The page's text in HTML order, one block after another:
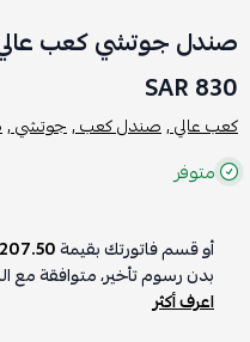
صندل جوتشي كعب
830 SAR
كعب عالي ,صندل كعب ,جوتشي ,
متوفر
أو قسم فاتورتك بقيمة207.50 ر.س
بدون رسوم تأخير، متوافقة مع
اعرف أكثر